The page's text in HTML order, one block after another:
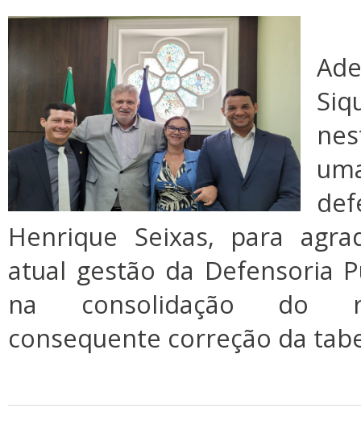
Henrique Seixas, para
atual gestão da Defensoria
na consolidação do
consequente correção da